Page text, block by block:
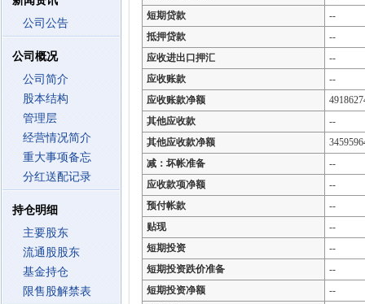
公司公告
公司概况
公司简介
股本结构
管理层
经营情况简介
重大事项备忘
分红送配记录
持仓明细
主要股东
流通股股东
基金持仓
限售股解禁表
短期贷款
--
抵押贷款
--
应收进出口押汇
--
应收账款
--
应收账款净额
其他应收款
--
其他应收款净额
减：坏帐准备
--
应收款项净额
--
预付帐款
--
贴现
--
短期投资
--
短期投资跌价准备
--
短期投资净额
--